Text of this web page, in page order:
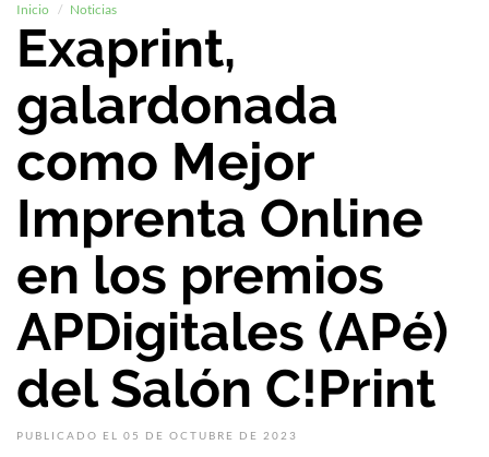
Inicio Noticias
Exaprint,
galardonada
como Mejor
Imprenta Online
en los premios
APDigitales (APé)
del Salón C!Print
PUBLICADO EL 05 DE OCTUBRE DE 2023